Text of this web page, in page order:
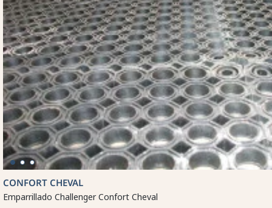
CONFORT CHEVAL
Emparrillado Challenger Confort Cheval